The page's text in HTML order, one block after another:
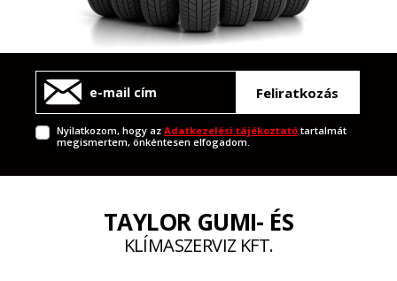
Feliratkozás
Nyilatkozom, hogy azAdatkezelési tájékoztató tartalmát
megismertem, önkéntesen elfogadom.
TAYLOR GUMI- ÉS
KLÍMASZERVIZ KFT.